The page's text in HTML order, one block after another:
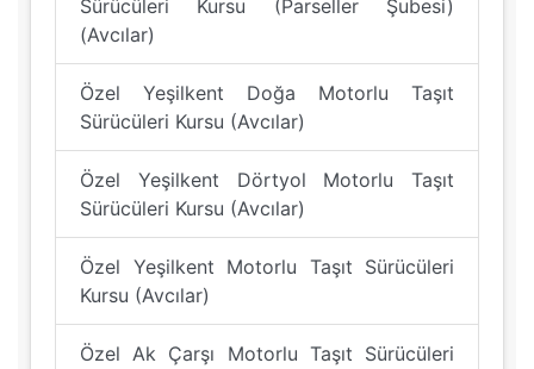
Sürücüleri Kursu (Parseller Şubesi)
(Avcılar)
Özel Yeşilkent Doğa Motorlu Taşıt
Sürücüleri Kursu (Avcılar)
Özel Yeşilkent Dörtyol Motorlu Taşıt
Sürücüleri Kursu (Avcılar)
Özel Yeşilkent Motorlu Taşıt Sürücüleri
Kursu (Avcılar)
Özel Ak Çarşı Motorlu Taşıt Sürücüleri